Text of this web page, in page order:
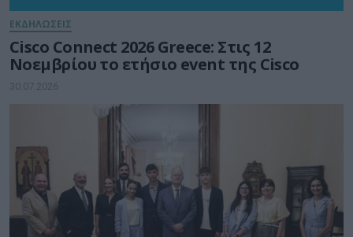
ΕΚΔΗΛΩΣΕΙΣ
Cisco Connect 2026 Greece: Στις 12
Νοεμβρίου το ετήσιο event της Cisco
30.07.2026